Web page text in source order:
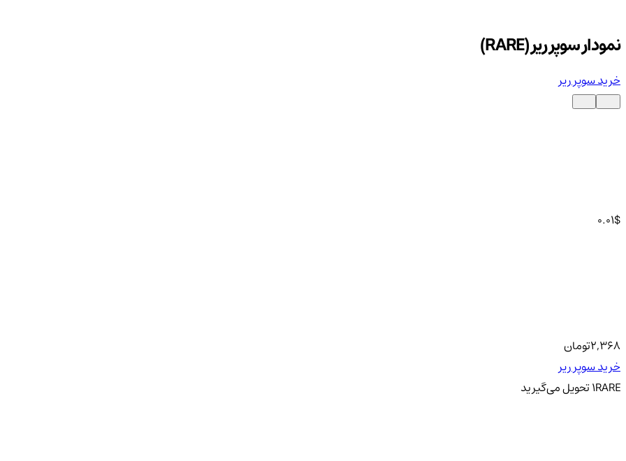
نمودار سوپر ریر (RARE)
خرید سوپر ریر
0.01$
2,368تومان
خرید سوپر ریر
1RARE تحویلمی‌گیرید